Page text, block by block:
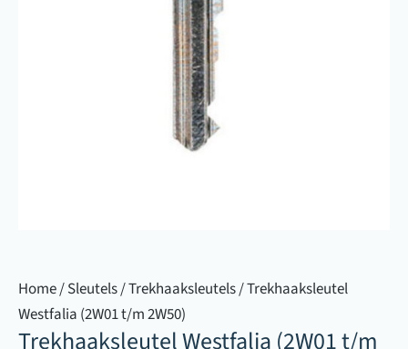
Home/Sleutels/Trekhaaksleutels/ Trekhaaksleutel
Westfalia (2W01 t/m 2W50)
Trekhaaksleutel Westfalia (2W01 t/m